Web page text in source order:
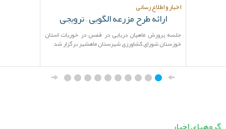
اخبار و اطلاع رسانی
ارائه طرح مزرعه الگویی – ترویجی
جلسه پرورش ماهیان دریایی در قفس در خوریات استان
خوزستان شورای کشاورزی شهرستان ماهشهر برگزار شد